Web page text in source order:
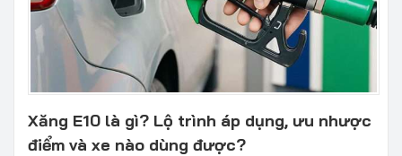
Xăng E10 là gì? Lộ trình áp dụng, ưu nhược
điểm và xe nào dùng được?